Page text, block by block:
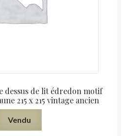
dessus de lit édredon motif
215 x 215 vintage ancien
Vendu